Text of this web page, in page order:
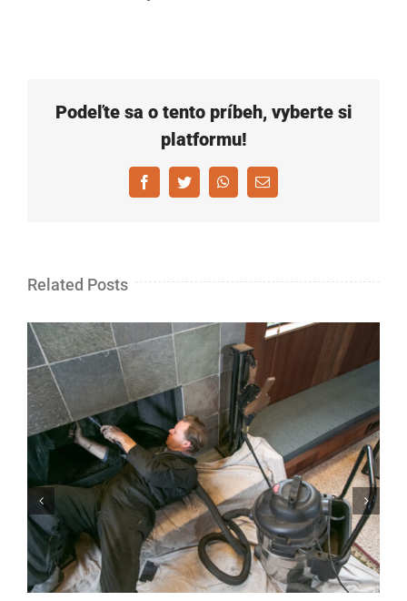
Podeľte sa o tento príbeh, vyberte si
platformu!
FacebookTwitterWhatsApp
Email
Related Posts